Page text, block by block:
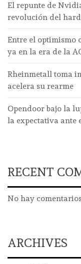
El repunte de
revolución del
Entre el optimismo
ya en la era de la
Rheinmetall toma
acelera su rearme
Opendoor bajo la
la expectativa ante
RECENT
No hay
ARCHIVES